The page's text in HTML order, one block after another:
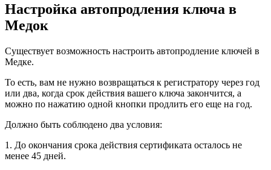
Настройка автопродления ключа в
Медок
Существует возможность настроить автопродление ключей в
Медке.
То есть, вам не нужно возвращаться к регистратору через год
или два, когда срок действия вашего ключа закончится, а
можно по нажатию одной кнопки продлить его еще на год.
Должно быть соблюдено два условия:
1. До окончания срока действия сертификата осталось не
менее 45 дней.